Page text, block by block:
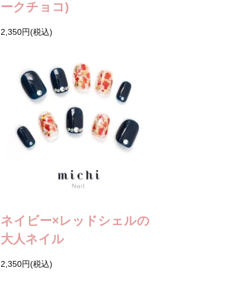
ークチョコ)
2,350円(税込)
ネイビー×レッドシェルの
大人ネイル
2,350円(税込)